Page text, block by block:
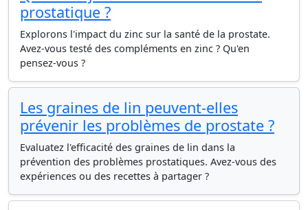
prostatique ?
Explorons l'impact du zinc sur la santé de la prostate.
Avez-vous testé des compléments en zinc ? Qu'en
pensez-vous ?
Les graines de lin peuvent-elles
prévenir les problèmes de prostate ?
Evaluatez l'efficacité des graines de lin dans la
prévention des problèmes prostatiques. Avez-vous des
expériences ou des recettes à partager ?